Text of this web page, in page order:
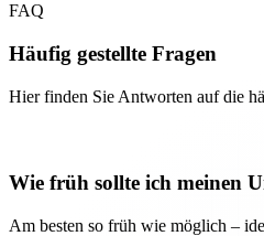
FAQ
Häufig gestellte Fragen
Hier finden Sie Antworten auf die
Wie früh sollte ich meinen
Am besten so früh wie möglich –